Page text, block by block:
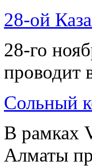
28-ой
28-го
проводит
Сольный
В рамках
Алматы